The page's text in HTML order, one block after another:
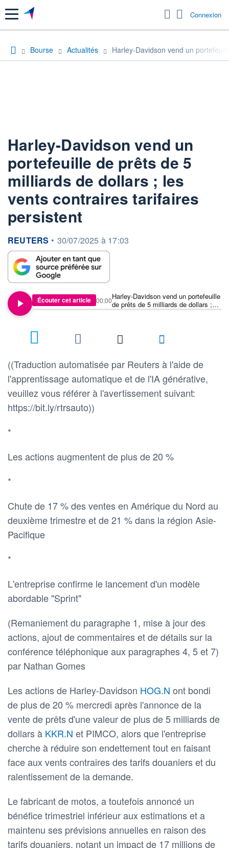
Menu Connexion
Bourse Actualités Harley-Davidson vend un
Harley-Davidson vend un
portefeuille de prêts de 5
milliards de dollars ; les
vents contraires tarifaires
persistent
information fournie par
REUTERS • 30/07/2025 à 17:03
Écouter cet article
Harley-Davidson vend un portefeuille
de prêts de 5 milliards de dollars ;
les vents contraires tarifaires
00:00
((Traduction automatisée par Reuters à l'aide de
l'apprentissage automatique et de l'IA générative,
veuillez vous référer à l'avertissement suivant:
https://bit.ly/rtrsauto))
*
Les actions augmentent de plus de 20 %
*
Chute de 17 % des ventes en Amérique du Nord au
deuxième trimestre et de 21 % dans la région Asie-
Pacifique
*
L'entreprise confirme le lancement d'un modèle
abordable "Sprint"
(Remaniement du paragraphe 1, mise à jour des
actions, ajout de commentaires et de détails sur la
conférence téléphonique aux paragraphes 4, 5 et 7)
par Nathan Gomes
Les actions de Harley-Davidson HOG.N ont bondi
de plus de 20 % mercredi après l'annonce de la
vente de prêts d'une valeur de plus de 5 milliards de
dollars à KKR.N et PIMCO, alors que l'entreprise
cherche à réduire son endettement tout en faisant
face aux vents contraires des tarifs douaniers et du
ralentissement de la demande.
Le fabricant de motos, a toutefois annoncé un
bénéfice trimestriel inférieur aux estimations et a
maintenu ses prévisions annuelles en raison des
tarifs douaniers, notant un impact de 17 millions de